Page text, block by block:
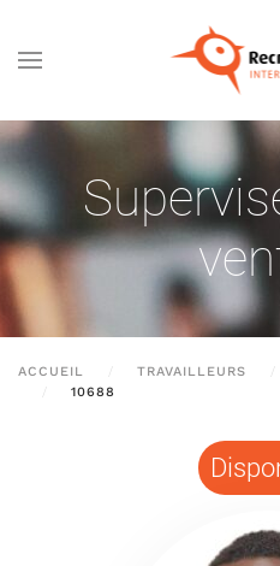
Passer au contenu principal
ACCUEIL TRAVAILLEURS
10688